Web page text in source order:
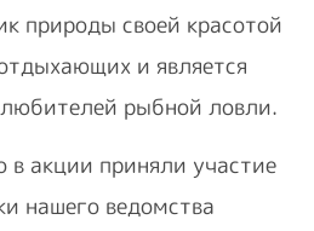
природы своей красотой
и является
рыбной ловли.
в акции приняли участие
нашего ведомства